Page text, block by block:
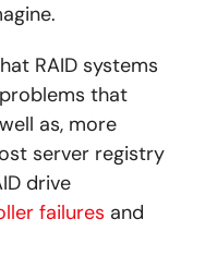
RAID systems
that
as, more
server registry
drive
failures and